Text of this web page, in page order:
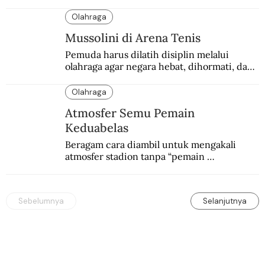
Buenos Aires, Argentina.
Olahraga
Mussolini di Arena Tenis
Pemuda harus dilatih disiplin melalui
olahraga agar negara hebat, dihormati, dan
Olahraga
Atmosfer Semu Pemain
Keduabelas
Beragam cara diambil untuk mengakali
atmosfer stadion tanpa “pemain
Sebelumnya Selanjutnya